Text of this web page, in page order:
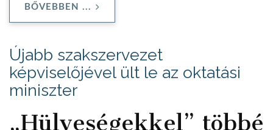
BŐVEBBEN ...
Újabb szakszervezet
képviselőjével ült le az oktatási
miniszter
„Hülyeségekkel” többé